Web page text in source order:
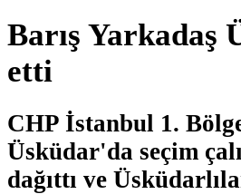
Barış Yarkadaş
etti
CHP İstanbul 1.
Üsküdar'da seçim
dağıttı ve